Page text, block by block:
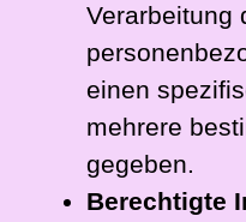
Verarbeitung
einen
mehrere
gegeben.
Berechtigte